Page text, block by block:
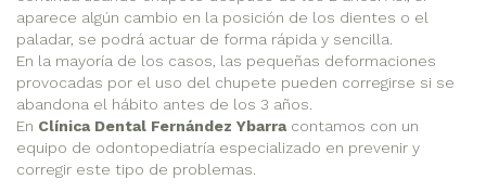
aparece algún cambio en la posición de los dientes o el
paladar, se podrá actuar de forma rápida y sencilla.
En la mayoría de los casos, las pequeñas deformaciones
provocadas por el uso del chupete pueden corregirse si se
abandona el hábito antes de los 3 años.
En Clínica Dental Fernández Ybarra contamos con un
equipo de odontopediatría especializado en prevenir y
corregir este tipo de problemas.